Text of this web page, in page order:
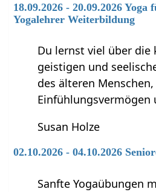
18.09.2026 - 20.09.2026 Yoga
Yogalehrer Weiterbildung
Du lernst viel über die
geistigen und
des älteren
Einfühlungsvermögen
Susan Holze
02.10.2026 - 04.10.2026
Sanfte Yogaübungen